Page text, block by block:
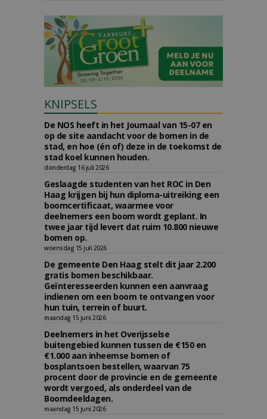
KNIPSELS
De NOS heeft in het Journaal van 15-07 en
op de site aandacht voor de bomen in de
stad, en hoe (én of) deze in de toekomst de
stad koel kunnen houden.
donderdag 16 juli 2026
Geslaagde studenten van het ROC in Den
Haag krijgen bij hun diploma-uitreiking een
boomcertificaat, waarmee voor
deelnemers een boom wordt geplant. In
twee jaar tijd levert dat ruim 10.800 nieuwe
bomen op.
woensdag 15 juli 2026
De gemeente Den Haag stelt dit jaar 2.200
gratis bomen beschikbaar.
Geïnteresseerden kunnen een aanvraag
indienen om een boom te ontvangen voor
hun tuin, terrein of buurt.
maandag 15 juni 2026
Deelnemers in het Overijsselse
buitengebied kunnen tussen de €150 en
€1.000 aan inheemse bomen of
bosplantsoen bestellen, waarvan 75
procent door de provincie en de gemeente
wordt vergoed, als onderdeel van de
Boomdeeldagen.
maandag 15 juni 2026